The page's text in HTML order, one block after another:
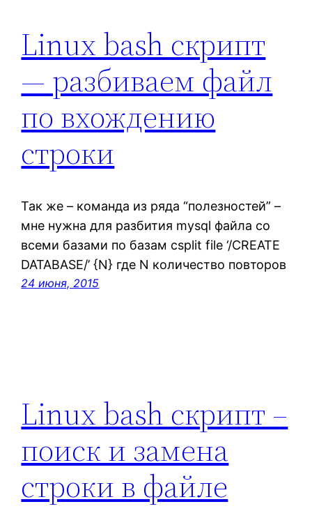
Linux bash скрипт
— разбиваем файл
по вхождению
строки
Так же – команда из ряда “полезностей” –
мне нужна для разбития mysql файла со
всеми базами по базам csplit file ‘/CREATE
DATABASE/’ {N} где N количество повторов
24 июня, 2015
Linux bash скрипт –
поиск и замена
строки в файле